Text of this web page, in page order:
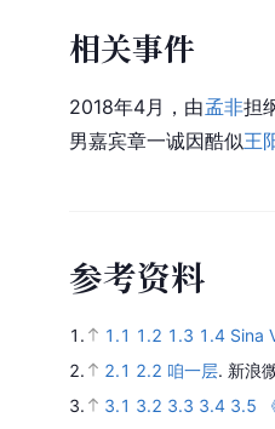
相关事件
2018年4月，由孟非担
男嘉宾章一诚因酷似王
参考资料
1. 1.1 1.2 1.3 1.4 Sina
2.
2.1 2.2 咱一层. 新浪
3.
3.1 3.2 3.3 3.4 3.5